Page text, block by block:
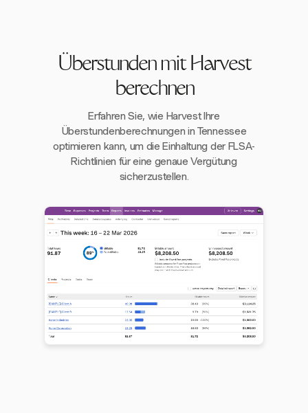
Überstunden mit Harvest
berechnen
Erfahren Sie, wie Harvest Ihre
Überstundenberechnungen in Tennessee
optimieren kann, um die Einhaltung der FLSA-
Richtlinien für eine genaue Vergütung
sicherzustellen.